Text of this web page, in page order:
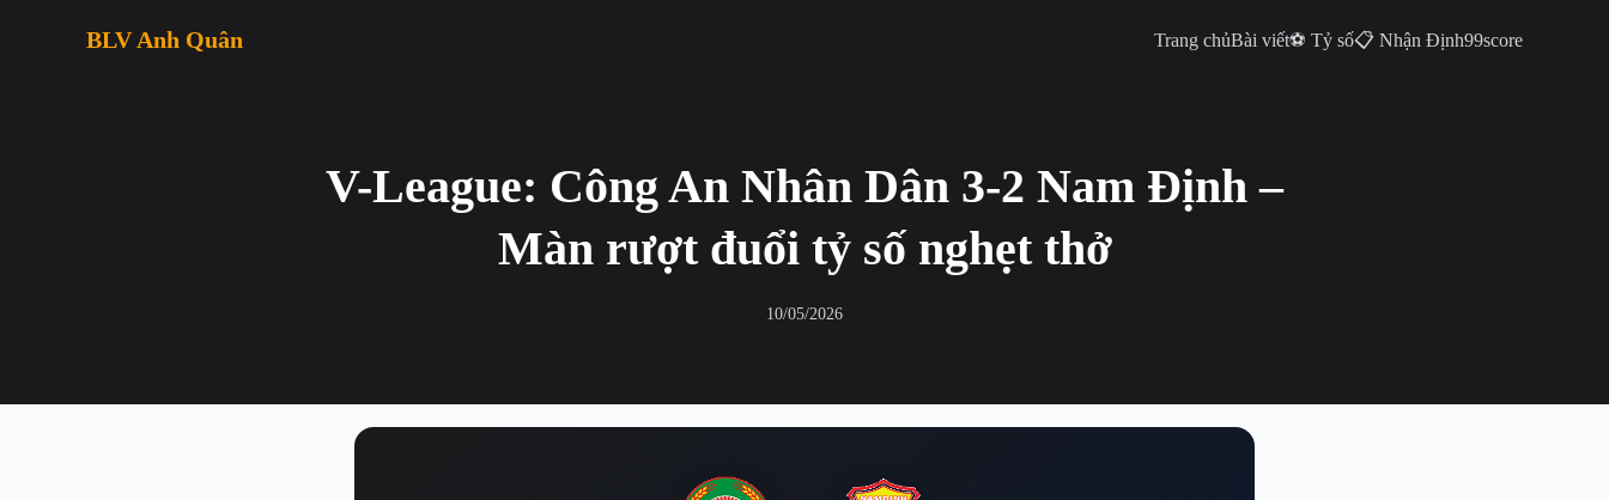
BLV Anh Quân Trang chủBài viết⚽ Tỷ số📋 Nhận Định99score
V-League: Công An Nhân Dân 3-2 Nam Định –
Màn rượt đuổi tỷ số nghẹt thở
10/05/2026